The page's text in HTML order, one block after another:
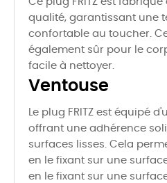
qualité, garantissant une
confortable au toucher.
également sûr pour le
facile à nettoyer.
Ventouse
Le plug FRITZ est équipé
offrant une adhérence
surfaces lisses. Cela
en le fixant sur une
en le fixant sur une